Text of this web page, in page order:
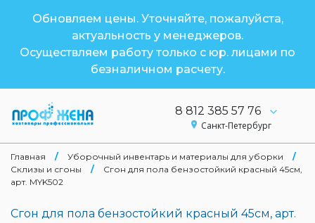
Обновляем цены. Уточняйте, пожалуйста,
актуальность у менеджеров.
Осуществляем работу только с юр. лицами по
безналичном расчету.
8 812 385 57 76
Санкт-Петербург
Главная / Уборочный инвентарь и материалы для уборки
/
Склизы и сгоны
/
Сгон для пола бензостойкий красный 45см,
арт. MYK502
Сгон для пола бензостойкий красный 45см, арт.